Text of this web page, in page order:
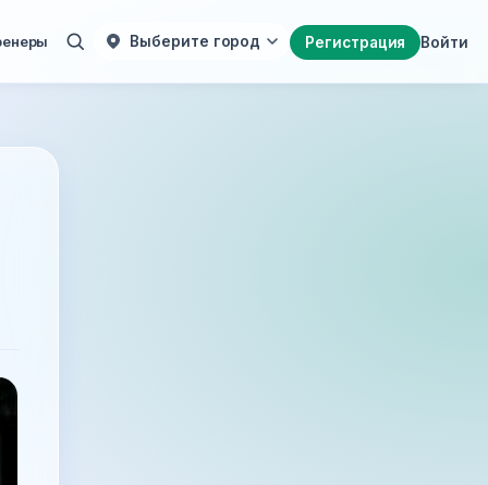
Регистрация Войти
Выберите город